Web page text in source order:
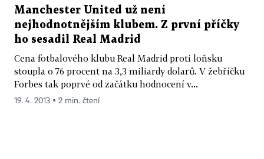
Manchester United už není
nejhodnotnějším klubem. Z první příčky
ho sesadil Real Madrid
Cena fotbalového klubu Real Madrid proti loňsku
stoupla o 76 procent na 3,3 miliardy dolarů. V žebříčku
Forbes tak poprvé od začátku hodnocení v...
19. 4. 2013 ▪ 2 min. čtení